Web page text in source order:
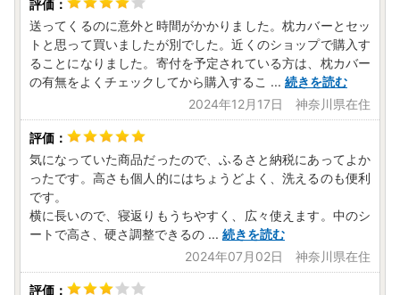
送ってくるのに意外と時間がかかりました。枕カバーとセッ
トと思って買いましたが別でした。近くのショップで購入す
ることになりました。寄付を予定されている方は、枕カバー
の有無をよくチェックしてから購入するこ ... 続きを読む
2024年12月17日 神奈川県在住
気になっていた商品だったので、ふるさと納税にあってよか
ったです。高さも個人的にはちょうどよく、洗えるのも便利
です。
横に長いので、寝返りもうちやすく、広々使えます。中のシ
ートで高さ、硬さ調整できるの ... 続きを読む
2024年07月02日 神奈川県在住